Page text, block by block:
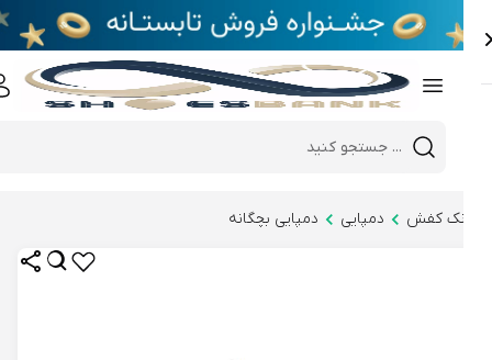
Mobile header search
e
کفش دمپایی دمپایی بچگانه